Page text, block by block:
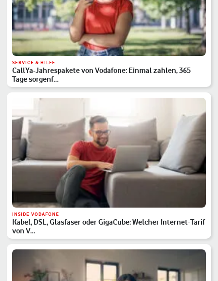
SERVICE & HILFE
CallYa-Jahrespakete von Vodafone: Einmal zahlen, 365
Tage sorgenf…
INSIDE VODAFONE
Kabel, DSL, Glasfaser oder GigaCube: Welcher Internet-Tarif
von V…